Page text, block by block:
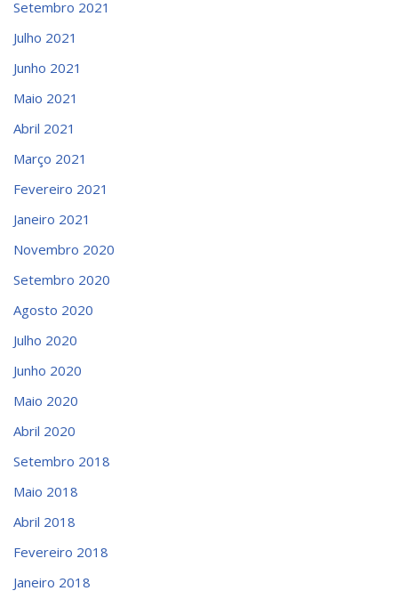
Setembro 2021
Julho 2021
Junho 2021
Maio 2021
Abril 2021
Março 2021
Fevereiro 2021
Janeiro 2021
Novembro 2020
Setembro 2020
Agosto 2020
Julho 2020
Junho 2020
Maio 2020
Abril 2020
Setembro 2018
Maio 2018
Abril 2018
Fevereiro 2018
Janeiro 2018